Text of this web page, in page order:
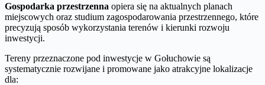
Gospodarka przestrzenna opiera się na aktualnych planach
miejscowych oraz studium zagospodarowania przestrzennego, które
precyzują sposób wykorzystania terenów i kierunki rozwoju
inwestycji.
Tereny przeznaczone pod inwestycje w Gołuchowie są
systematycznie rozwijane i promowane jako atrakcyjne lokalizacje
dla: